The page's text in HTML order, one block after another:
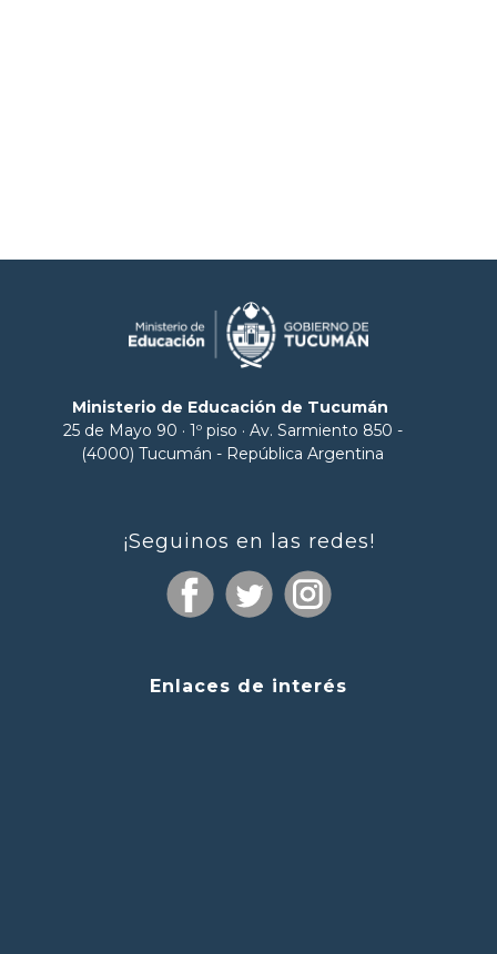
Ministerio de Educación de Tucumán
25 de Mayo 90 · 1º piso · Av. Sarmiento 850 -
(4000) Tucumán - República Argentina
¡Seguinos en las redes!
Enlaces de interés